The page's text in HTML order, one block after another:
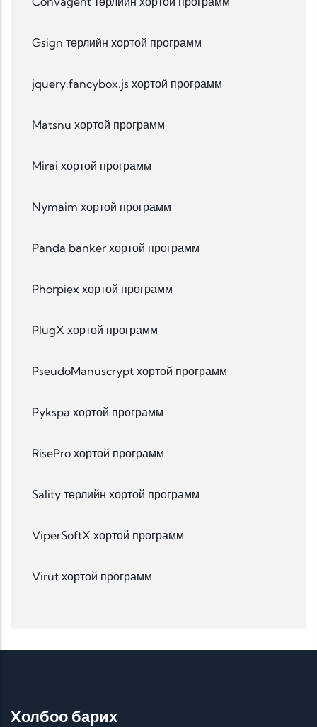
Gsign төрлийн хортой программ
jquery.fancybox.js хортой программ
Matsnu хортой программ
Mirai хортой программ
Nymaim хортой программ
Panda banker хортой программ
Phorpiex хортой программ
PlugX хортой программ
PseudoManuscrypt хортой программ
Pykspa хортой программ
RisePro хортой программ
Sality төрлийн хортой программ
ViperSoftX хортой программ
Virut хортой программ
Холбоо барих